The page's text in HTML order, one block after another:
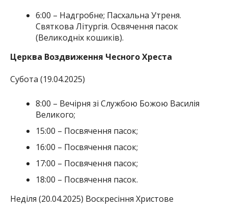
6:00 – Надгробне; Пасхальна Утреня.
Святкова Літургія. Освячення пасок
(Великодніх кошиків).
Церква Воздвиження Чесного Хреста
Субота (19.04.2025)
8:00 – Вечірня зі Службою Божою Василія
Великого;
15:00 – Посвячення пасок;
16:00 – Посвячення пасок;
17:00 – Посвячення пасок;
18:00 – Посвячення пасок.
Неділя (20.04.2025) Воскресіння Христове